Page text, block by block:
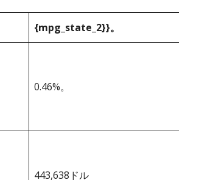
{mpg_state_2}}。
0.46%。
443,638ドル